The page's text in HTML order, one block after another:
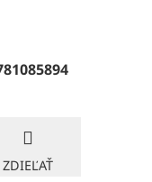
ZDIEĽAŤ